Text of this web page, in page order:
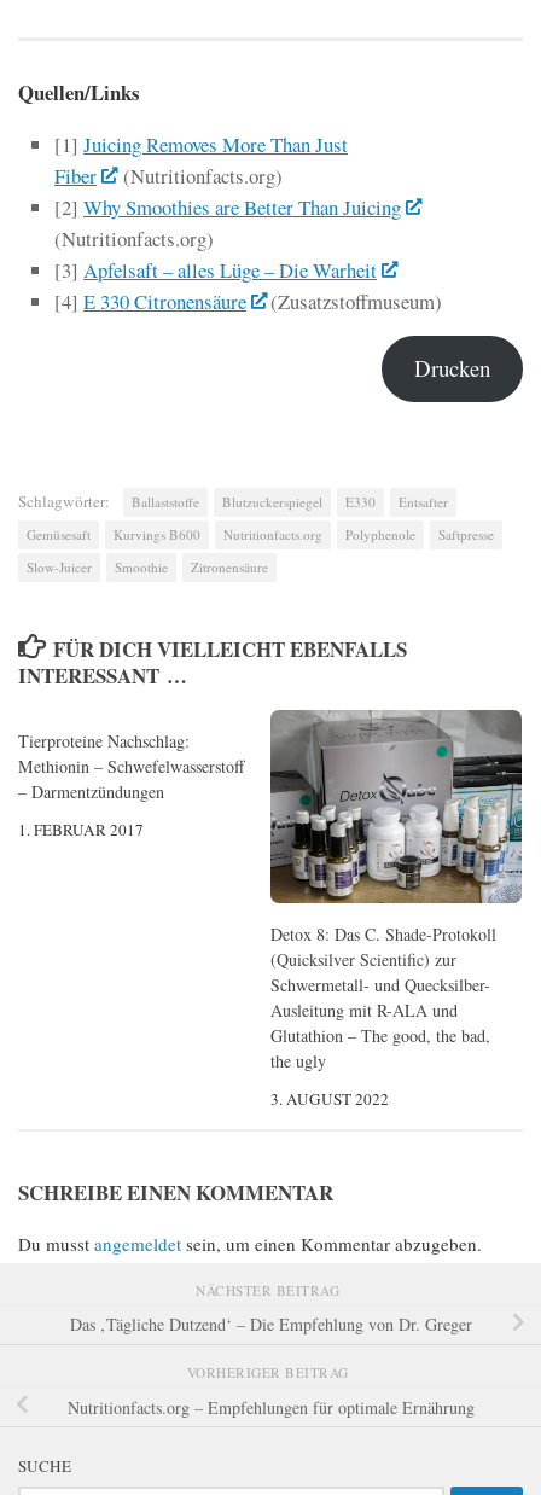
Quellen/Links
[1] Juicing Removes More Than Just
Fiber
(Nutritionfacts.org)
[2] Why Smoothies are Better Than Juicing
(Nutritionfacts.org)
[3] Apfelsaft – alles Lüge – Die Warheit
[4] E 330 Citronensäure (Zusatzstoffmuseum)
Drucken
Schlagwörter: Ballaststoffe Blutzuckerspiegel E330
Entsafter
Gemüsesaft
Kurvings B600 Nutritionfacts.org Polyphenole
Saftpresse
Slow-Juicer
Smoothie Zitronensäure
FÜR DICH VIELLEICHT EBENFALLS
INTERESSANT …
Tierproteine Nachschlag:
Methionin – Schwefelwasserstoff
– Darmentzündungen
1. FEBRUAR 2017
Detox 8: Das C. Shade-Protokoll
(Quicksilver Scientific) zur
Schwermetall- und Quecksilber-
Ausleitung mit R-ALA und
Glutathion – The good, the bad,
the ugly
3. AUGUST 2022
SCHREIBE EINEN KOMMENTAR
Du musst angemeldet sein, um einen Kommentar abzugeben.
NÄCHSTER BEITRAG
Das ‚Tägliche Dutzend‘ – Die Empfehlung von Dr. Greger
VORHERIGER BEITRAG
Nutritionfacts.org – Empfehlungen für optimale Ernährung
SUCHE